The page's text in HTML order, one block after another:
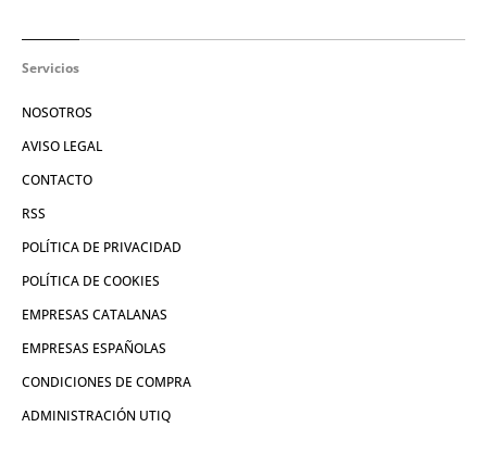
Servicios
NOSOTROS
AVISO LEGAL
CONTACTO
RSS
POLÍTICA DE PRIVACIDAD
POLÍTICA DE COOKIES
EMPRESAS CATALANAS
EMPRESAS ESPAÑOLAS
CONDICIONES DE COMPRA
ADMINISTRACIÓN UTIQ